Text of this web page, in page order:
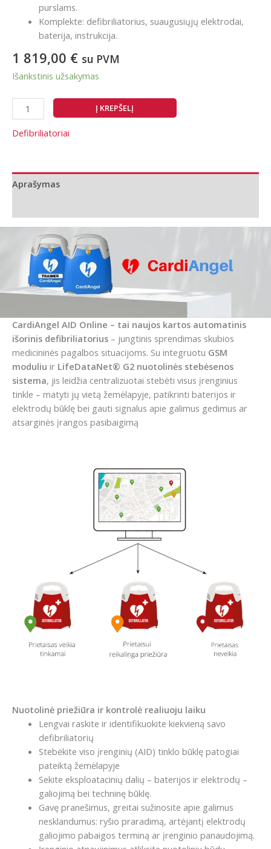
purslams.
Komplekte: defibriliatorius, suaugusiųjų elektrodai,
baterija, instrukcija.
1 819,00 € su PVM
Išankstinis užsakymas
produkto
kiekis:
CardiAngel Online
defibriliatorius
Į KREPŠELĮ
Defibriliatoriai
Aprašymas
CardiAngel AID Online – tai naujos kartos automatinis
išorinis defibriliatorius – jungtinis sprendimas skubios
medicininės pagalbos situacijoms. Su integruotu GSM
moduliu ir LifeDataNet® G2 nuotolinės stebėsenos
sistema, jis leidžia centralizuotai stebėti visus įrenginius
tinkle – matyti jų vietą žemėlapyje, patikrinti baterijos ir
elektrodų būklę bei gauti signalus apie galimus gedimus ar
atsarginės įrangos pasibaigimą
Nuotolinė priežiūra ir kontrolė realiuoju laiku
Lengvai raskite ir identifikuokite kiekvieną savo
defibriliatorių
Stebėkite viso įrenginių (AID) tinklo būklę patogiai
pateiktą žemėlapyje
Sekite eksploatacinių dalių – baterijos ir elektrodų –
galiojimą bei techninę būklę.
Gavę pranešimus, greitai sužinosite apie galimus
nesklandumus: ryšio praradimą, artėjantį elektrodų
galiojimo pabaigos terminą ar įrenginio panaudojimą.